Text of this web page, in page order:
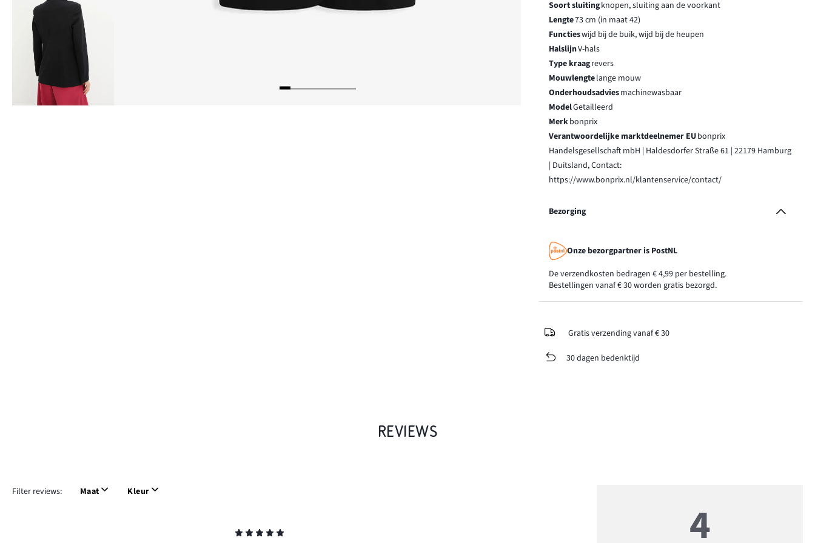
Soort sluitingknopen, sluiting aan de voorkant
Lengte73 cm (in maat 42)
Functieswijd bij de buik, wijd bij de heupen
HalslijnV-hals
Type kraagrevers
Mouwlengtelange mouw
Onderhoudsadviesmachinewasbaar
ModelGetailleerd
Merkbonprix
Verantwoordelijke marktdeelnemer EUbonprix
Handelsgesellschaft mbH | Haldesdorfer Straße 61 | 22179 Hamburg
| Duitsland, Contact:
https://www.bonprix.nl/klantenservice/contact/
Bezorging
Onze bezorgpartner is PostNL
De verzendkosten bedragen € 4,99 per bestelling.
Bestellingen vanaf € 30 worden gratis bezorgd.
Gratis verzending vanaf € 30
30 dagen bedenktijd
REVIEWS
Filter reviews: Maat Kleur
4